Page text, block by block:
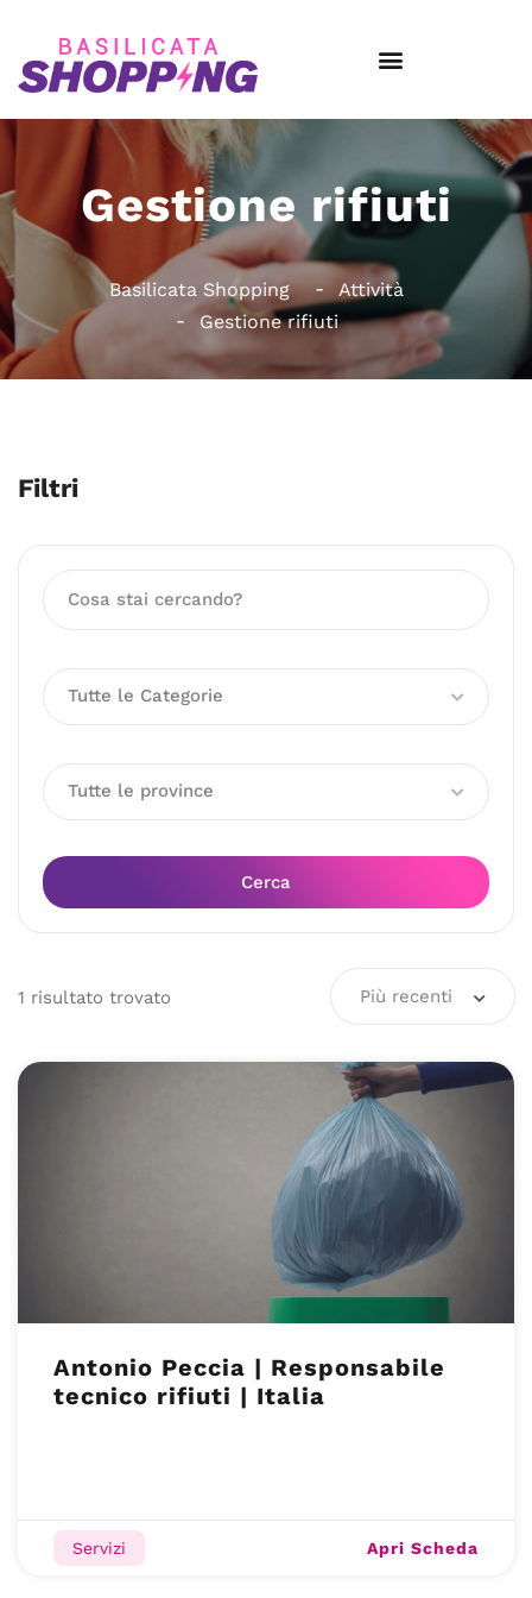
Gestione rifiuti
Basilicata Shopping
Attività
Gestione rifiuti
Filtri
Tutte le Categorie
Tutte le province
Cerca
1 risultato trovato Più recenti
Antonio Peccia | Responsabile
tecnico rifiuti | Italia
Servizi Apri Scheda